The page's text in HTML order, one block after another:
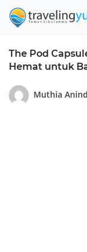
The Pod
Hemat untuk
Muthia